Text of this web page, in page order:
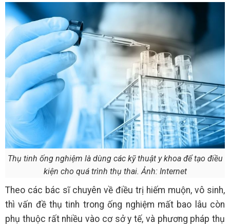
Thụ tinh ống nghiệm là dùng các kỹ thuật y khoa để tạo điều
kiện cho quá trình thụ thai. Ảnh: Internet
Theo các bác sĩ chuyên về điều trị hiếm muộn, vô sinh,
thì vấn đề thụ tinh trong ống nghiệm mất bao lâu còn
phụ thuộc rất nhiều vào cơ sở y tế, và phương pháp thụ